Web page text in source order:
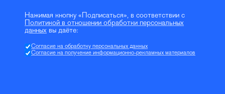
Нажимая кнопку «Подписаться», в соответствии с
Политикой в отношении обработки персональных
данных вы даёте:
Согласие на обработку персональных данных
Согласие на получение информационно-рекламных материалов